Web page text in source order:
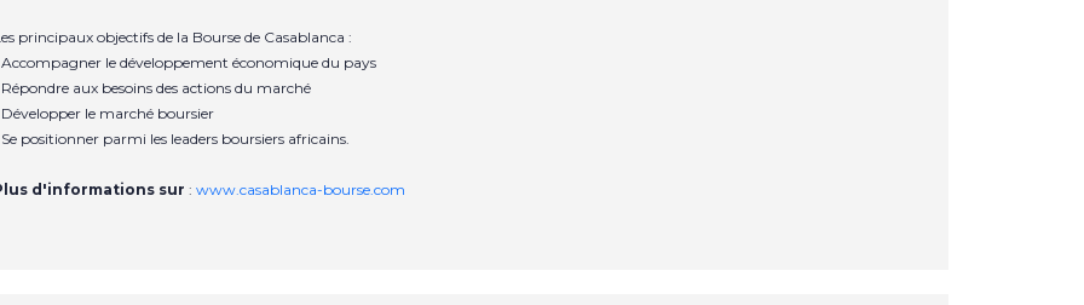
principaux objectifs de la Bourse de Casablanca :
Accompagner le développement économique du pays
Répondre aux besoins des actions du marché
Développer le marché boursier
Se positionner parmi les leaders boursiers africains.
d'informations sur : www.casablanca-bourse.com